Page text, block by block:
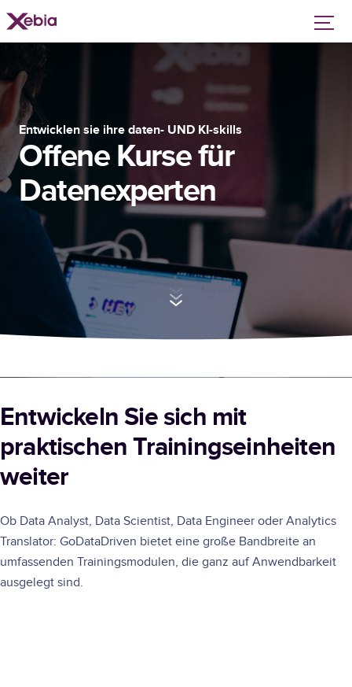
Entwicklen sie ihre daten- UND KI-skills
Offene Kurse für
Datenexperten
Entwickeln Sie sich mit
praktischen Trainingseinheiten
weiter
Ob Data Analyst, Data Scientist, Data Engineer oder Analytics
Translator: GoDataDriven bietet eine große Bandbreite an
umfassenden Trainingsmodulen, die ganz auf Anwendbarkeit
ausgelegt sind.